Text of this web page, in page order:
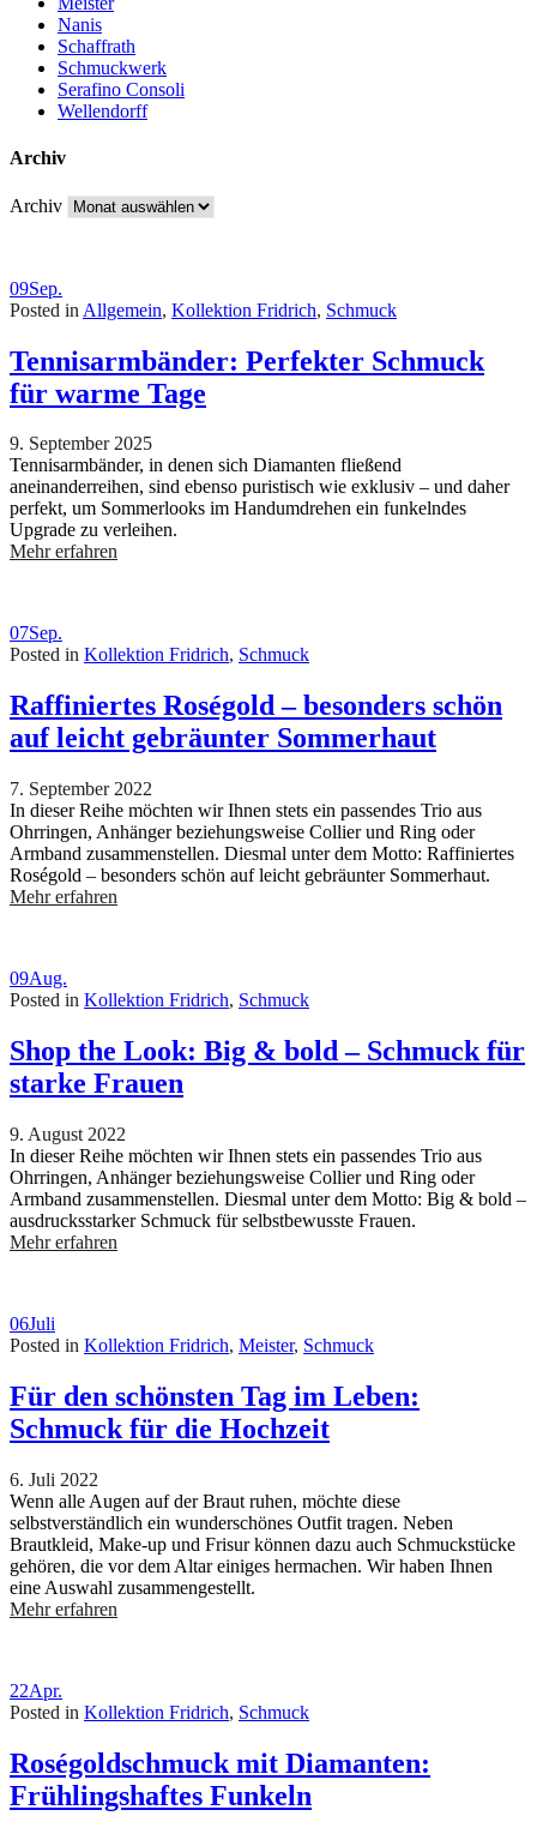
Nanis
Schaffrath
Schmuckwerk
Serafino Consoli
Wellendorff
Archiv
Archiv
09Sep.
Posted in Allgemein, Kollektion Fridrich, Schmuck
Tennisarmbänder: Perfekter Schmuck
für warme Tage
9. September 2025
Tennisarmbänder, in denen sich Diamanten fließend
aneinanderreihen, sind ebenso puristisch wie exklusiv – und daher
perfekt, um Sommerlooks im Handumdrehen ein funkelndes
Upgrade zu verleihen.
Mehr erfahren
07Sep.
Posted in Kollektion Fridrich, Schmuck
Raffiniertes Roségold – besonders schön
auf leicht gebräunter Sommerhaut
7. September 2022
In dieser Reihe möchten wir Ihnen stets ein passendes Trio aus
Ohrringen, Anhänger beziehungsweise Collier und Ring oder
Armband zusammenstellen. Diesmal unter dem Motto: Raffiniertes
Roségold – besonders schön auf leicht gebräunter Sommerhaut.
Mehr erfahren
09Aug.
Posted in Kollektion Fridrich, Schmuck
Shop the Look: Big & bold – Schmuck für
starke Frauen
9. August 2022
In dieser Reihe möchten wir Ihnen stets ein passendes Trio aus
Ohrringen, Anhänger beziehungsweise Collier und Ring oder
Armband zusammenstellen. Diesmal unter dem Motto: Big & bold –
ausdrucksstarker Schmuck für selbstbewusste Frauen.
Mehr erfahren
06Juli
Posted in Kollektion Fridrich, Meister, Schmuck
Für den schönsten Tag im Leben:
Schmuck für die Hochzeit
6. Juli 2022
Wenn alle Augen auf der Braut ruhen, möchte diese
selbstverständlich ein wunderschönes Outfit tragen. Neben
Brautkleid, Make-up und Frisur können dazu auch Schmuckstücke
gehören, die vor dem Altar einiges hermachen. Wir haben Ihnen
eine Auswahl zusammengestellt.
Mehr erfahren
22Apr.
Posted in Kollektion Fridrich, Schmuck
Roségoldschmuck mit Diamanten:
Frühlingshaftes Funkeln